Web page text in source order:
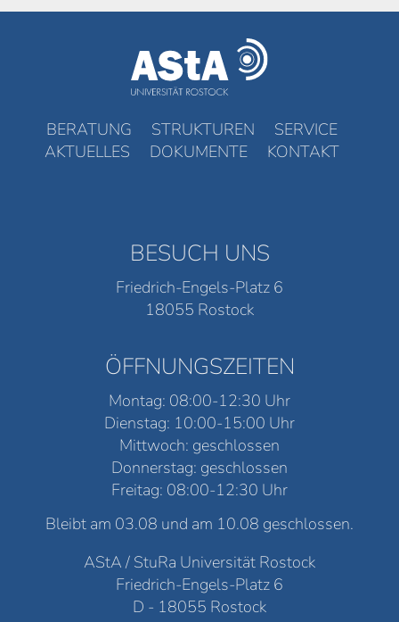
BERATUNG STRUKTUREN
SERVICE
AKTUELLES
DOKUMENTE KONTAKT
BESUCH UNS
Friedrich-Engels-Platz 6
18055 Rostock
ÖFFNUNGSZEITEN
Montag: 08:00-12:30 Uhr
Dienstag: 10:00-15:00 Uhr
Mittwoch: geschlossen
Donnerstag: geschlossen
Freitag: 08:00-12:30 Uhr
Bleibt am 03.08 und am 10.08 geschlossen.
AStA / StuRa Universität Rostock
Friedrich-Engels-Platz 6
D - 18055 Rostock